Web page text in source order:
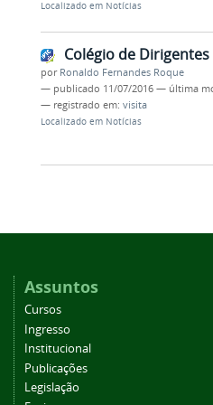
Localizado em Notícias
Colégio de
por Ronaldo Fernandes Roque
— publicado 11/07/2016 — última
— registrado em: visita
Localizado em Notícias
Assuntos
Cursos
Ingresso
Institucional
Publicações
Legislação